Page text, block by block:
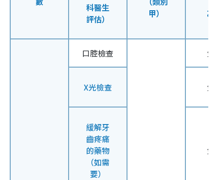
科醫生
評估）
甲）
乙
口腔檢查 免
X光檢查 免
緩解牙
齒疼痛
的藥物
（如需
要）
免